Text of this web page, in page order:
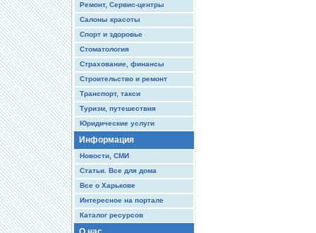
Ремонт, Сервис-центры
Салоны красоты
Спорт и здоровье
Стоматология
Страхование, финансы
Строительство и ремонт
Транспорт, такси
Туризм, путешествия
Юридические услуги
Информация
Новости, СМИ
Статьи. Все для дома
Все о Харькове
Интересное на портале
Каталог ресурсов